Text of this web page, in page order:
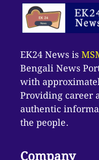
EK24 News is
Bengali News
with
Providing career
authentic
the people.